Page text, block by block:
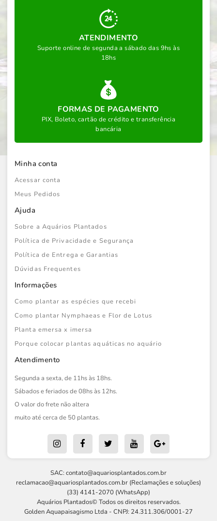
ATENDIMENTO
Suporte online de segunda a sábado das 9hs às
18hs
FORMAS DE PAGAMENTO
PIX, Boleto, cartão de crédito e transferência
bancária
Minha conta
Acessar conta
Meus Pedidos
Ajuda
Sobre a Aquários Plantados
Política de Privacidade e Segurança
Política de Entrega e Garantias
Dúvidas Frequentes
Informações
Como plantar as espécies que recebi
Como plantar Nymphaeas e Flor de Lotus
Planta emersa x imersa
Porque colocar plantas aquáticas no aquário
Atendimento
Segunda a sexta, de 11hs às 18hs.
Sábados e feriados de 08hs às 12hs.
O valor do frete não altera
muito até cerca de 50 plantas.
SAC: contato@aquariosplantados.com.br
reclamacao@aquariosplantados.com.br (Reclamações e soluções)
(33) 4141-2070 (WhatsApp)
Aquários Plantados© Todos os direitos reservados.
Golden Aquapaisagismo Ltda - CNPJ: 24.311.306/0001-27